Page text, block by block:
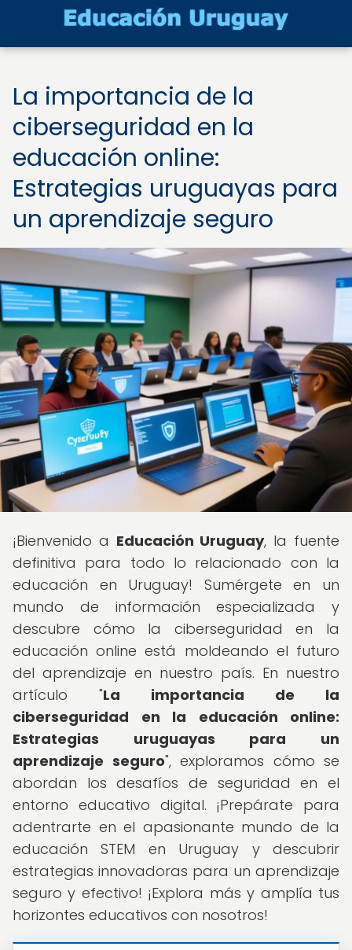
La importancia de la
ciberseguridad en la
educación online:
Estrategias uruguayas para
un aprendizaje seguro
¡Bienvenido a Educación Uruguay, la fuente
definitiva para todo lo relacionado con la
educación en Uruguay! Sumérgete en un
mundo de información especializada y
descubre cómo la ciberseguridad en la
educación online está moldeando el futuro
del aprendizaje en nuestro país. En nuestro
artículo "La importancia de la
ciberseguridad en la educación online:
Estrategias uruguayas para un
aprendizaje seguro", exploramos cómo se
abordan los desafíos de seguridad en el
entorno educativo digital. ¡Prepárate para
adentrarte en el apasionante mundo de la
educación STEM en Uruguay y descubrir
estrategias innovadoras para un aprendizaje
seguro y efectivo! ¡Explora más y amplía tus
horizontes educativos con nosotros!